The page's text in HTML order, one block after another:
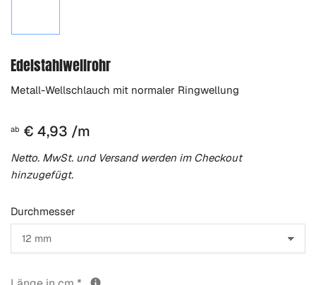
Edelstahlwellrohr
Metall-Wellschlauch mit normaler Ringwellung
Normaler
ab € 4,93 /m
Netto. MwSt. und Versand werden im Checkout
hinzugefügt.
Durchmesser